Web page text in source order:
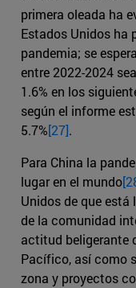
primera oleada ha
Estados Unidos ha
pandemia; se
entre 2022-2024
1.6% en los
según el informe
5.7%[27].
Para China la
lugar en el mundo
Unidos de que
de la comunidad
actitud beligerante
Pacífico, así como
zona y proyectos